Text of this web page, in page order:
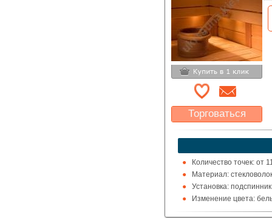
Торговаться
Какая цена Вас
устроит?
Указать цену
Количество точек: от
Материал:
Установка:
Изменение цвета:
Проектор: включен в